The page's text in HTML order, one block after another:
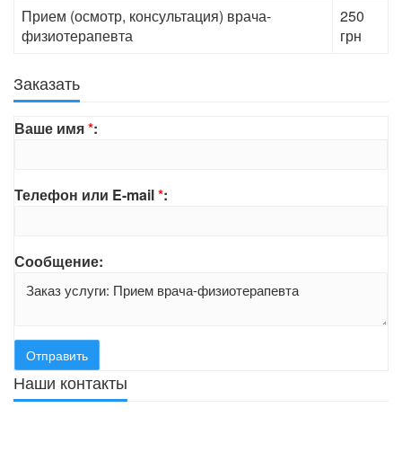
Прием (осмотр, консультация) врача-
физиотерапевта
250
грн
Заказать
Ваше имя*:
Телефон или E-mail*:
Сообщение:
Наши контакты